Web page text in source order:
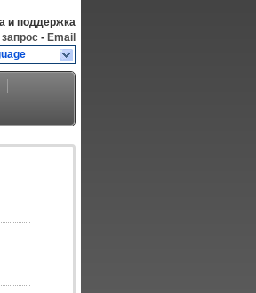
и поддержка
- Email